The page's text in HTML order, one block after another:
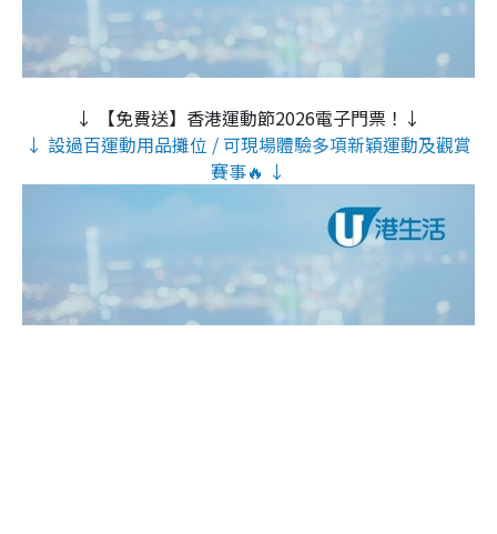
↓ 【免費送】香港運動節2026電子門票！↓
↓ 設過百運動用品攤位 / 可現場體驗多項新穎運動及觀賞
賽事🔥 ↓